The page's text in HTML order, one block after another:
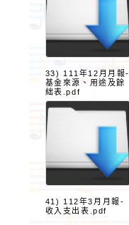
33) 111年12月月報-
基金來源、用途及餘
絀表.pdf
41) 112年3月月報-
收入支出表.pdf